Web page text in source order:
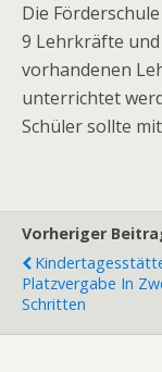
Die
9 Lehrkräfte
vorhandenen
unterrichtet
Schüler sollte
Vorheriger
Platzvergabe In
Schritten